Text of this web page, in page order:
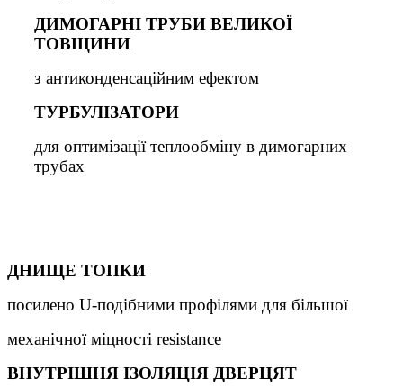
ДИМОГАРНІ ТРУБИ ВЕЛИКОЇ
ТОВЩИНИ
з антиконденсаційним ефектом
ТУРБУЛІЗАТОРИ
для оптимізації теплообміну в димогарних
трубах
ДНИЩЕ ТОПКИ
посилено U-подібними профілями для більшої
механічної міцності resistance
ВНУТРІШНЯ ІЗОЛЯЦІЯ ДВЕРЦЯТ